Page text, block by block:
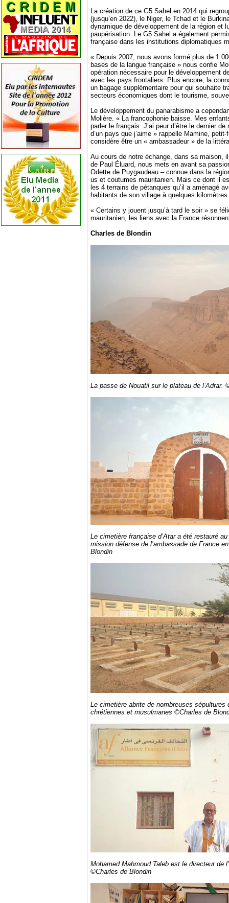
La création de ce G5 Sahel en 2014 qui
(jusqu’en 2022), le Niger, le Tchad et le
dynamique de développement de la région et
paupérisation. Le G5 Sahel a également
française dans les institutions diplomatiques
« Depuis 2007, nous avons formé plus de 1
bases de la langue française » nous confie
opération nécessaire pour le développement
avec les pays frontaliers. Plus encore, la
un bagage supplémentaire pour qui souhaite
secteurs économiques dont le tourisme,
Le développement du panarabisme a
Molière. « La francophonie baisse. Mes
parler le français. J’ai peur d’être le dernier
d’un pays que j’aime » rappelle Mamine,
considère être un « ambassadeur » de la
Au cours de notre échange, dans sa maison,
de Paul Éluard, nous mets en avant sa
Odette de Puygaudeau – connue dans la
us et coutumes mauritanien. Mais ce dont il
les 4 terrains de pétanques qu’il a aménagé
habitants de son village à quelques kilomètres
« Certains y jouent jusqu’à tard le soir » se
mauritanien, les liens avec la France
Charles de Blondin
La passe de Nouatil sur le plateau de l’Adrar.
Le cimetière française d’Atar a été restauré
mission défense de l’ambassade de France
Blondin
Le cimetière abrite de nombreuses sépultures
chrétiennes et musulmanes ©Charles de
Mohamed Mahmoud Taleb est le directeur de
©Charles de Blondin